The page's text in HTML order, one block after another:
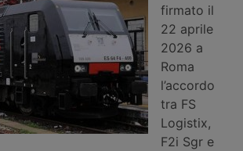
firmato il
22 aprile
2026 a
Roma
l’accordo
tra FS
Logistix,
F2i Sgr e